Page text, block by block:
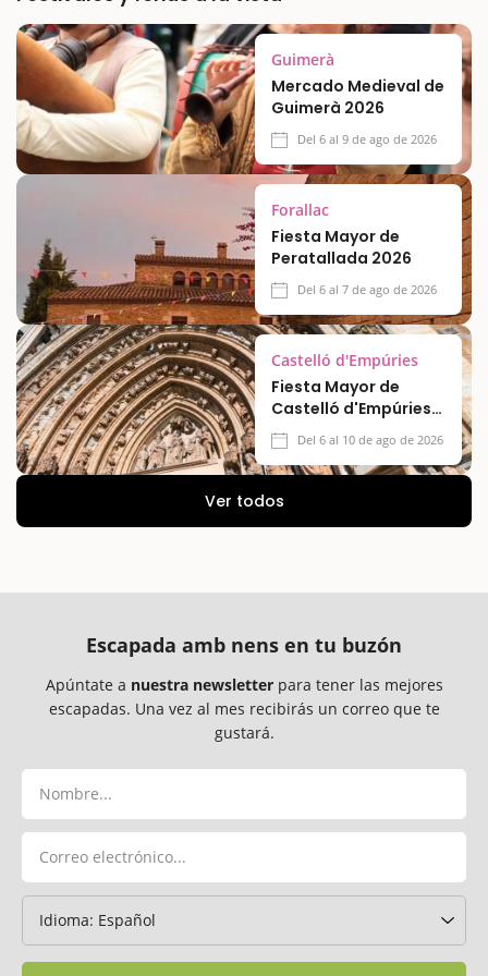
Guimerà
Mercado Medieval de
Guimerà 2026
Del 6 al 9 de ago de 2026
Forallac
Fiesta Mayor de
Peratallada 2026
Del 6 al 7 de ago de 2026
Castelló d'Empúries
Fiesta Mayor de
Castelló d'Empúries
2026Del 6 al 10 de ago de 2026
Ver todos
Escapada amb nens en tu buzón
Apúntate a nuestra newsletterpara tener las mejores
escapadas. Una vez al mes recibirás un correo que te
gustará.